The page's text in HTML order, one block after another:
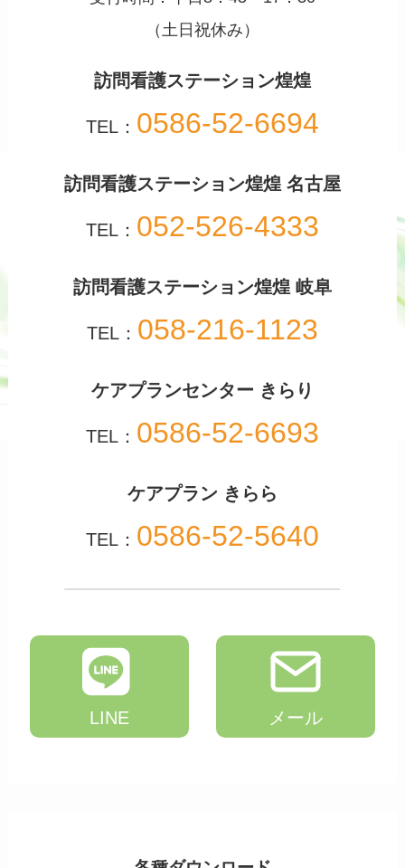
（土日祝休み）
訪問看護ステーション煌煌
TEL： 0586-52-6694
訪問看護ステーション煌煌 名古屋
TEL： 052-526-4333
訪問看護ステーション煌煌 岐阜
TEL： 058-216-1123
ケアプランセンター きらり
TEL： 0586-52-6693
ケアプラン きらら
TEL： 0586-52-5640
LINE メール